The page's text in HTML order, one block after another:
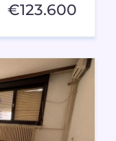
€123.600